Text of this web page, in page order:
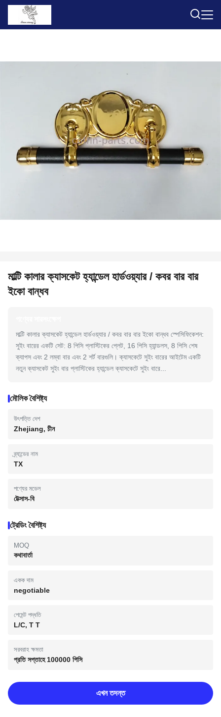
মাল্টি কালার ক্যাসকেট হ্যান্ডেল হার্ডওয়্যার / কবর বার বার
ইকো বান্ধব
মাল্টি কালার ক্যাসকেট হ্যান্ডেল হার্ডওয়্যার / কবর বার বার ইকো বান্ধব স্পেসিফিকেশন:
সুইং বারের একটি সেট: 8 পিসি প্লাস্টিকের প্লেট, 16 পিসি হ্যান্ডলস, 8 পিসি শেষ
ক্যাপস এবং 2 লম্বা বার এবং 2 শর্ট বারগুলি। ক্যাসকেটে সুইং বারের আইটেম একটি
নতুন ক্যাসকেট সুইং বার প্লাস্টিকের হ্যান্ডেল ক্যাসকেটে সুইং বারে...
মৌলিক বৈশিষ্ট্য
উৎপত্তি দেশ
Zhejiang, চীন
ব্র্যান্ডের নাম
TX
পণ্যের মডেল
টেক্সাস-বি
ট্রেডিং বৈশিষ্ট্য
MOQ
কথাবার্তা
একক দাম
negotiable
পেমেন্ট পদ্ধতি
L/C, T T
সরবরাহ ক্ষমতা
প্রতি সপ্তাহে 100000 পিসি
এখন তদন্ত